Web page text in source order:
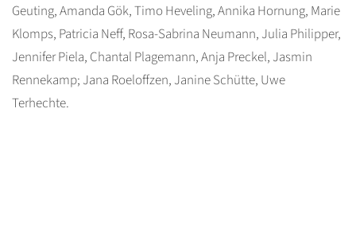
Geuting, Amanda Gök, Timo Heveling, Annika Hornung, Marie
Klomps, Patricia Neff, Rosa-Sabrina Neumann, Julia Philipper,
Jennifer Piela, Chantal Plagemann, Anja Preckel, Jasmin
Rennekamp; Jana Roeloffzen, Janine Schütte, Uwe
Terhechte.